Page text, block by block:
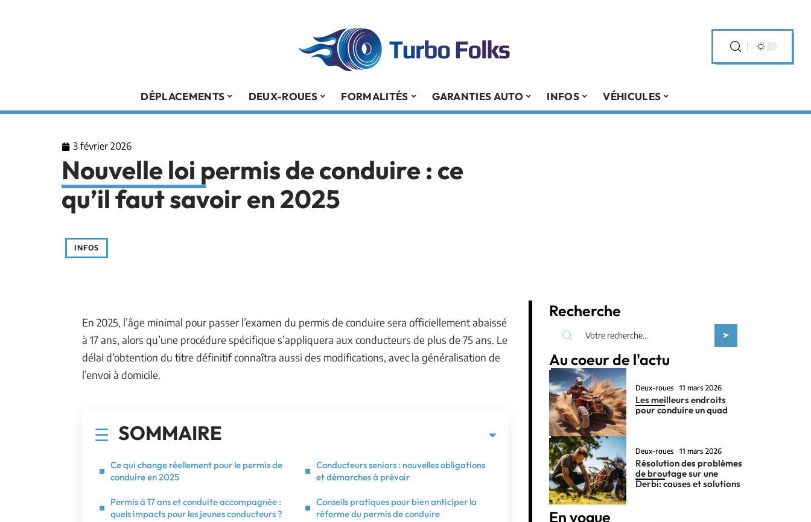
DÉPLACEMENTS DEUX-ROUES FORMALITÉS GARANTIES AUTO INFOS VÉHICULES
3 février 2026
Nouvelle loi permis de conduire : ce
qu’il faut savoir en 2025
INFOS
En 2025, l’âge minimal pour passer l’examen du permis de conduire sera officiellement abaissé
à 17 ans, alors qu’une procédure spécifique s’appliquera aux conducteurs de plus de 75 ans. Le
délai d’obtention du titre définitif connaîtra aussi des modifications, avec la généralisation de
l’envoi à domicile.
SOMMAIRE
Ce qui change réellement pour le permis de
conduire en 2025
Permis à 17 ans et conduite accompagnée :
quels impacts pour les jeunes conducteurs ?
Conducteurs seniors : nouvelles obligations
et démarches à prévoir
Conseils pratiques pour bien anticiper la
réforme du permis de conduire
Recherche
Au coeur de l'actu
Deux-roues 11 mars 2026
Les meilleurs endroits
pour conduire un quad
Deux-roues 11 mars 2026
Résolution des problèmes
de broutage sur une
Derbi: causes et solutions
En vogue